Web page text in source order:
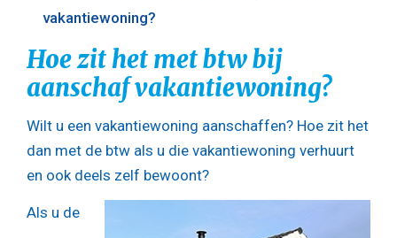
vakantiewoning?
Hoe zit het met btw bij
aanschaf vakantiewoning?
Wilt u een vakantiewoning aanschaffen? Hoe zit het
dan met de btw als u die vakantiewoning verhuurt
en ook deels zelf bewoont?
Als u de